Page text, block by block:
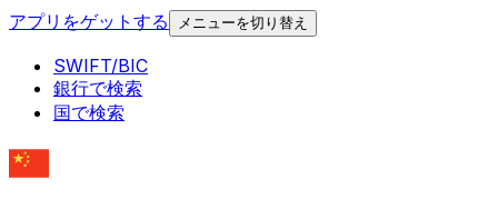
アプリをゲットする
メニューを切り替え
SWIFT/BIC
銀行で検索
国で検索